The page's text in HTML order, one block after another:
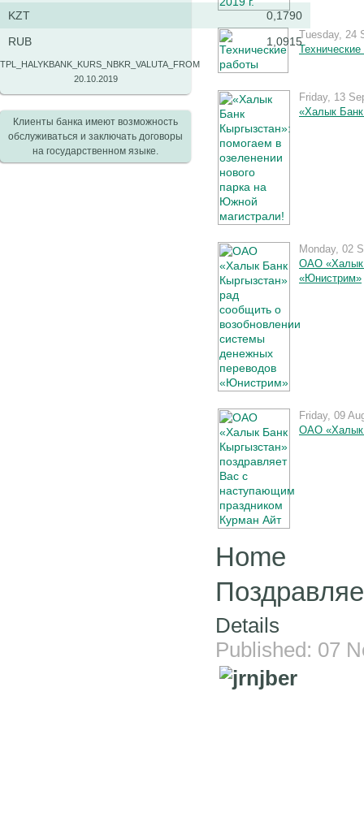
Tuesday, 24
Friday, 13
«Халык
Monday, 02
ОАО «Халык
«Юнистрим»
Friday, 09
ОАО «Халык
Home
Details
Published: 07
KZT
0,1790
RUB
1,0915
TPL_HALYKBANK_KURS_NBKR_VALUTA_FROM
20.10.2019
Клиенты банка имеют возможность
обслуживаться и заключать договоры
на государственном языке.